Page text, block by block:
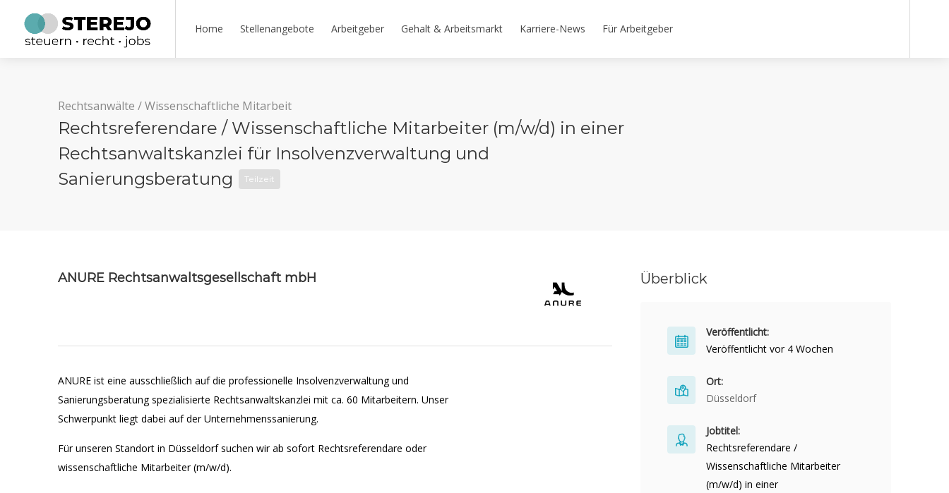
Home Stellenangebote Arbeitgeber Gehalt & Arbeitsmarkt Karriere-News Für Arbeitgeber
Rechtsanwälte /Wissenschaftliche Mitarbeit
Rechtsreferendare / Wissenschaftliche Mitarbeiter (m/w/d) in einer
Rechtsanwaltskanzlei für Insolvenzverwaltung und
Sanierungsberatung
Teilzeit
ANURE Rechtsanwaltsgesellschaft mbH
ANURE ist eine ausschließlich auf die professionelle Insolvenzverwaltung und
Sanierungsberatung spezialisierte Rechtsanwaltskanzlei mit ca. 60 Mitarbeitern. Unser
Schwerpunkt liegt dabei auf der Unternehmenssanierung.
Für unseren Standort in Düsseldorf suchen wir ab sofort Rechtsreferendare oder
wissenschaftliche Mitarbeiter (m/w/d).
Überblick
Veröffentlicht:
Veröffentlicht vor 4 Wochen
Ort:
Düsseldorf
Jobtitel:
Rechtsreferendare /
Wissenschaftliche Mitarbeiter
(m/w/d) in einer